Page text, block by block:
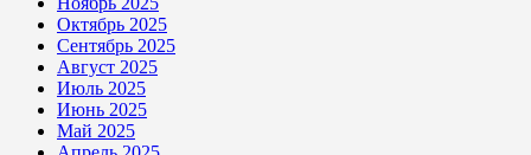
Октябрь 2025
Сентябрь 2025
Август 2025
Июль 2025
Июнь 2025
Май 2025